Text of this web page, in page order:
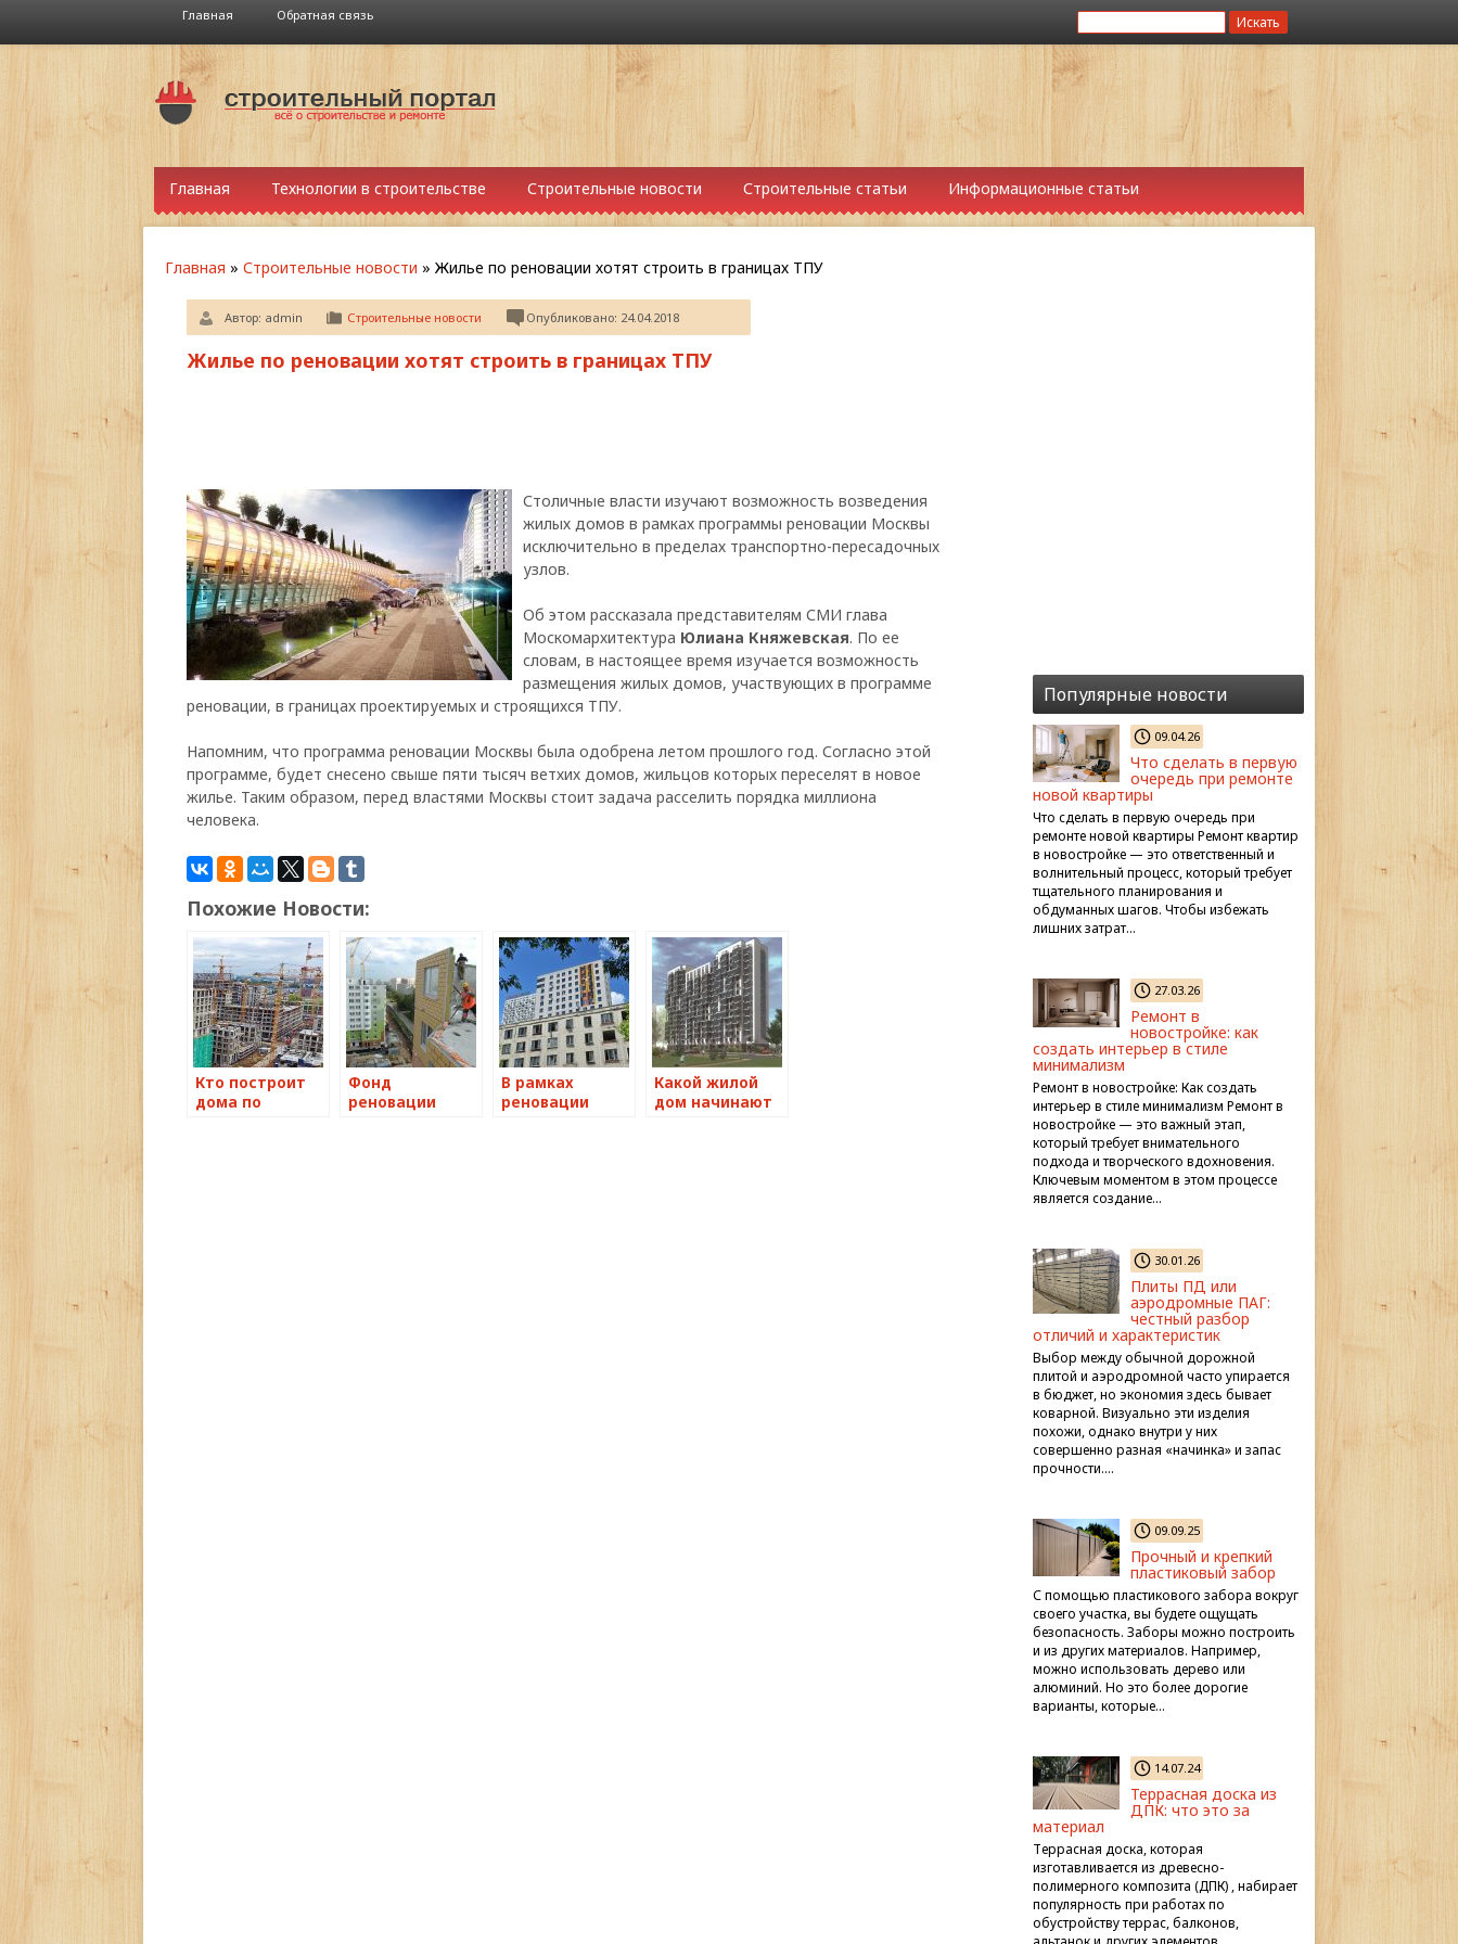
Главная Обратная связь
Главная Технологии в строительстве Строительные новости Строительные статьи Информационные статьи
Главная » Строительные новости » Жилье по реновации хотят строить в границах ТПУ
Автор: admin Строительные новости Опубликовано: 24.04.2018
Жилье по реновации хотят строить в границах ТПУ
Столичные власти изучают возможность возведения
жилых домов в рамках программы реновации Москвы
исключительно в пределах транспортно-пересадочных
узлов.
Об этом рассказала представителям СМИ глава
Москомархитектура Юлиана Княжевская. По ее
словам, в настоящее время изучается возможность
размещения жилых домов, участвующих в программе
реновации, в границах проектируемых и строящихся ТПУ.
Напомним, что программа реновации Москвы была одобрена летом прошлого год. Согласно этой
программе, будет снесено свыше пяти тысяч ветхих домов, жильцов которых переселят в новое
жилье. Таким образом, перед властями Москвы стоит задача расселить порядка миллиона
человека.
Похожие Новости:
Кто построит
дома по
Фонд
реновации
В рамках
реновации
Какой жилой
дом начинают
Популярные новости
09.04.26
Что сделать в первую
очередь при ремонте
новой квартиры
Что сделать в первую очередь при
ремонте новой квартиры Ремонт квартир
в новостройке — это ответственный и
волнительный процесс, который требует
тщательного планирования и
обдуманных шагов. Чтобы избежать
лишних затрат…
27.03.26
Ремонт в
новостройке: как
создать интерьер в стиле
минимализм
Ремонт в новостройке: Как создать
интерьер в стиле минимализм Ремонт в
новостройке — это важный этап,
который требует внимательного
подхода и творческого вдохновения.
Ключевым моментом в этом процессе
является создание…
30.01.26
Плиты ПД или
аэродромные ПАГ:
честный разбор
отличий и характеристик
Выбор между обычной дорожной
плитой и аэродромной часто упирается
в бюджет, но экономия здесь бывает
коварной. Визуально эти изделия
похожи, однако внутри у них
совершенно разная «начинка» и запас
прочности….
09.09.25
Прочный и крепкий
пластиковый забор
С помощью пластикового забора вокруг
своего участка, вы будете ощущать
безопасность. Заборы можно построить
и из других материалов. Например,
можно использовать дерево или
алюминий. Но это более дорогие
варианты, которые…
14.07.24
Террасная доска из
ДПК: что это за
материал
Террасная доска, которая
изготавливается из древесно-
полимерного композита (ДПК) , набирает
популярность при работах по
обустройству террас, балконов,